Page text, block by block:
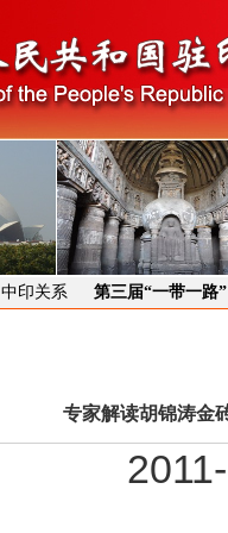
中印关系 第三届“一带一路
专家解读胡锦涛金